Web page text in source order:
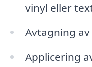
vinyl eller
Avtagning
Applicering